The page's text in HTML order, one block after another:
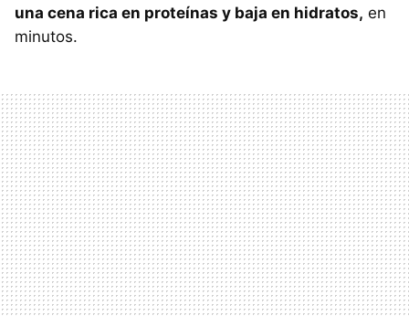
una cena rica en proteínas y baja en hidratos, en
minutos.